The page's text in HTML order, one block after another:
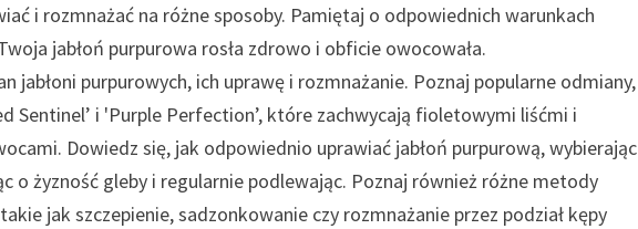
i rozmnażać na różne sposoby. Pamiętaj o odpowiednich warunkach
jabłoń purpurowa rosła zdrowo i obficie owocowała.
jabłoni purpurowych, ich uprawę i rozmnażanie. Poznaj popularne odmiany,
Sentinel’ i 'Purple Perfection’, które zachwycają fioletowymi liśćmi i
Dowiedz się, jak odpowiednio uprawiać jabłoń purpurową, wybierając
o żyzność gleby i regularnie podlewając. Poznaj również różne metody
jak szczepienie, sadzonkowanie czy rozmnażanie przez podział kępy